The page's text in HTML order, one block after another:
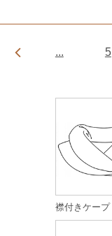
... 5
襟付きケープ